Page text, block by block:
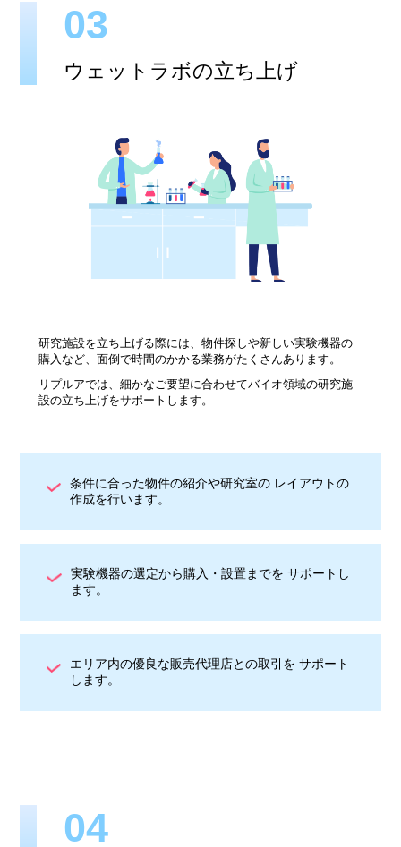
03
ウェットラボの立ち上げ
研究施設を立ち上げる際には、物件探しや新しい実験機器の
購入など、面倒で時間のかかる業務がたくさんあります。
リプルアでは、細かなご要望に合わせてバイオ領域の研究施
設の立ち上げをサポートします。
条件に合った物件の紹介や研究室の レイアウトの
作成を行います。
実験機器の選定から購入・設置までを サポートし
ます。
エリア内の優良な販売代理店との取引を サポート
します。
04